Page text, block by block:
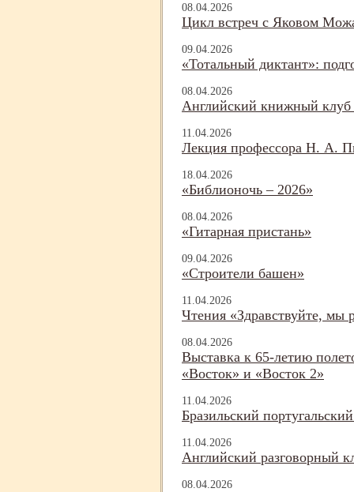
08.04.2026
Цикл встреч с Яковом
09.04.2026
«Тотальный диктант»:
08.04.2026
Английский книжный
11.04.2026
Лекция профессора Н. А.
18.04.2026
«Библионочь – 2026»
08.04.2026
«Гитарная пристань»
09.04.2026
«Строители башен»
11.04.2026
Чтения «Здравствуйте, мы
08.04.2026
Выставка к 65-летию
«Восток» и «Восток 2»
11.04.2026
Бразильский
11.04.2026
Английский разговорный
08.04.2026